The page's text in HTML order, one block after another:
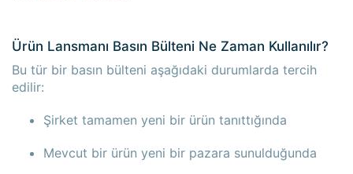
Ürün Lansmanı Basın Bülteni Ne Zaman Kullanılır?
Bu tür bir basın bülteni aşağıdaki durumlarda tercih
edilir:
Şirket tamamen yeni bir ürün tanıttığında
Mevcut bir ürün yeni bir pazara sunulduğunda